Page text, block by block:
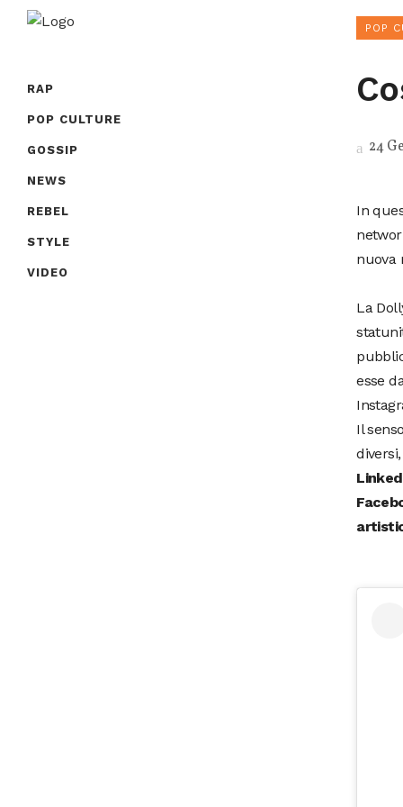
RAP
POP CULTURE
GOSSIP
NEWS
REBEL
STYLE
VIDEO
POP
24
In
nuova
La
esse
Il